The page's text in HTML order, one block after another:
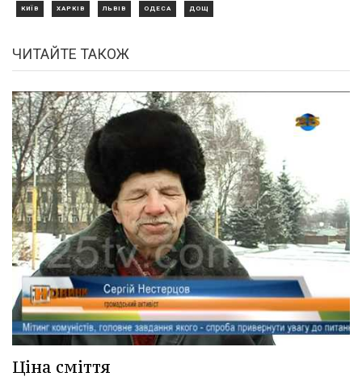
КИЇВ ХАРКІВ ЛЬВІВ ОДЕСА ДОЩ
ЧИТАЙТЕ ТАКОЖ
Ціна сміття